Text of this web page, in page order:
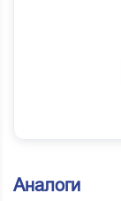
Аналоги